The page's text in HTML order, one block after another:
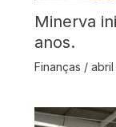
Minerva
anos.
Finanças / abril